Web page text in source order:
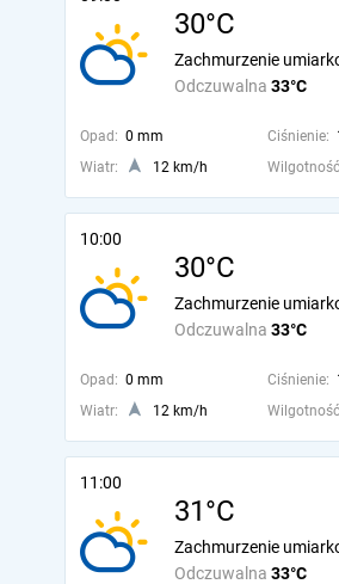
30°C
Odczuwalna 33°C
Zachmurzenie
Opad: 0 mm Ciśnienie:
Wiatr:
12 km/h
10:00
30°C
Odczuwalna 33°C
Zachmurzenie
Opad: 0 mm Ciśnienie:
Wiatr:
12 km/h
11:00
31°C
Odczuwalna 33°C
Zachmurzenie